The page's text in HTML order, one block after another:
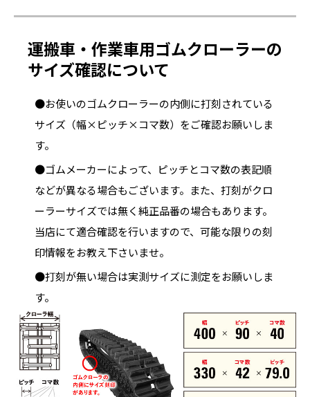
運搬車・作業車用ゴムクローラーの
サイズ確認について
●お使いのゴムクローラーの内側に打刻されている
サイズ（幅×ピッチ×コマ数）をご確認お願いしま
す。
●ゴムメーカーによって、ピッチとコマ数の表記順
などが異なる場合もございます。また、打刻がクロ
ーラーサイズでは無く純正品番の場合もあります。
当店にて適合確認を行いますので、可能な限りの刻
印情報をお教え下さいませ。
●打刻が無い場合は実測サイズに測定をお願いしま
す。